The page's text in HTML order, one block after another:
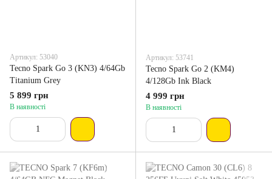
Артикул: 53040
Tecno Spark Go 3 (KN3) 4/64Gb
Titanium Grey
5 899 грн
В наявності
Артикул: 53741
Tecno Spark Go 2 (KM4)
4/128Gb Ink Black
4 999 грн
В наявності